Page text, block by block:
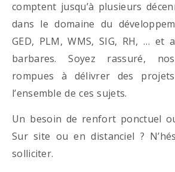
comptent jusqu’à plusieurs
dans le domaine du
GED, PLM, WMS, SIG, RH, … et
barbares. Soyez rassuré,
rompues à délivrer des
l’ensemble de ces sujets.
Un besoin de renfort ponctuel
Sur site ou en distanciel ?
solliciter.